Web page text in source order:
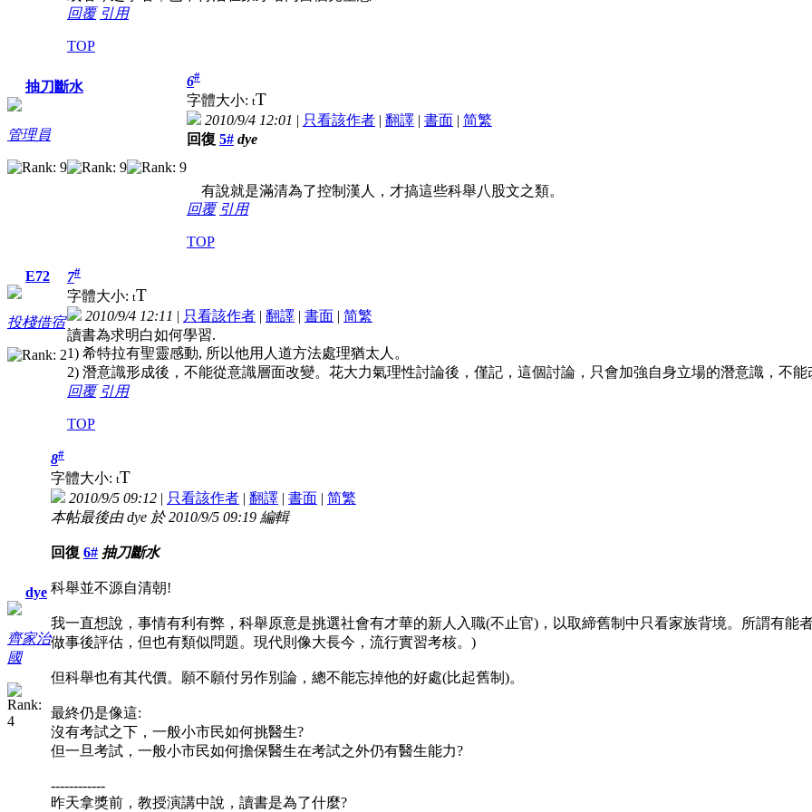
回覆 引用
TOP
抽刀斷水
管理員
6#
字體大小: tT
2010/9/4 12:01 | 只看該作者 | 翻譯 | 書面 | 简繁
回復 5# dye
有說就是滿清為了控制漢人，才搞這些科舉八股文之類。
回覆 引用
TOP
E72
投棧借宿
7#
字體大小: tT
2010/9/4 12:11 | 只看該作者 | 翻譯 | 書面 | 简繁
讀書為求明白如何學習.
1) 希特拉有聖靈感動, 所以他用人道方法處理猶太人。
2) 潛意識形成後，不能從意識層面改變。花大力氣理性討論後，僅記，這個討論，只會加強自身立場的潛意識，不能
回覆 引用
TOP
dye
齊家治
國
8#
字體大小: tT
2010/9/5 09:12 | 只看該作者 | 翻譯 | 書面 | 简繁
本帖最後由 dye 於 2010/9/5 09:19 編輯
回復 6# 抽刀斷水
科舉並不源自清朝!
我一直想說，事情有利有弊，科舉原意是挑選社會有才華的新人入職(不止官)，以取締舊制中只看家族背境。所謂有能
做事後評估，但也有類似問題。現代則像大長今，流行實習考核。)
但科舉也有其代價。願不願付另作別論，總不能忘掉他的好處(比起舊制)。
最終仍是像這:
沒有考試之下，一般小市民如何挑醫生?
但一旦考試，一般小市民如何擔保醫生在考試之外仍有醫生能力?
------------
昨天拿獎前，教授演講中說，讀書是為了什麼?